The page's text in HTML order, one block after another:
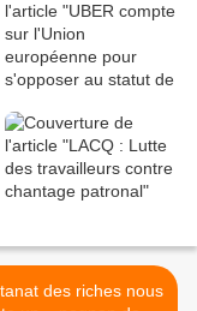
des riches nous